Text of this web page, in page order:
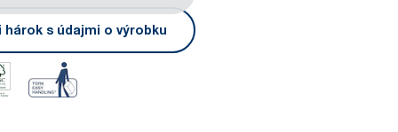
s údajmi o výrobku